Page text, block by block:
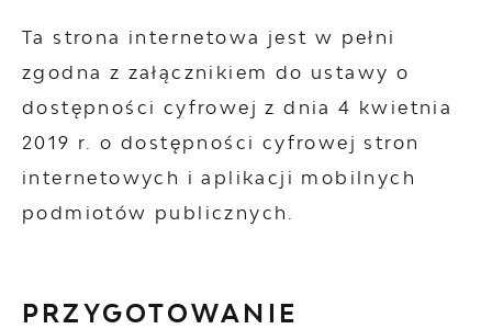
Ta strona internetowa jest w pełni
zgodna z załącznikiem do ustawy o
dostępności cyfrowej z dnia 4 kwietnia
2019 r. o dostępności cyfrowej stron
internetowych i aplikacji mobilnych
podmiotów publicznych.
PRZYGOTOWANIE